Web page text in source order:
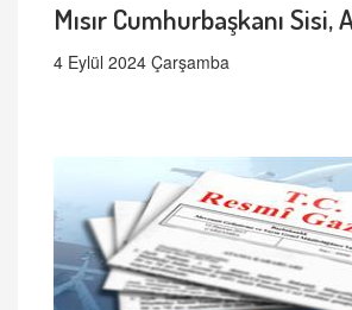
Mısır Cumhurbaşkanı Sisi,
4 Eylül 2024 Çarşamba